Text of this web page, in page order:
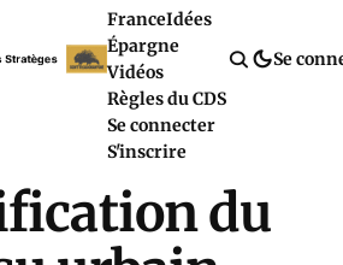
FranceIdées
Épargne
Vidéos
Règles du CDS
Se connecter
S'inscrire
Se
du